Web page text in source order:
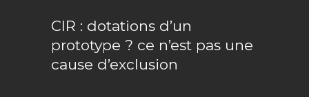
CIR : dotations d’un
prototype ? ce n’est pas une
cause d’exclusion